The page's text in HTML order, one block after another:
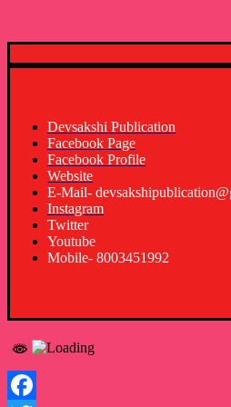
Devsakshi Publication
Facebook Page
Facebook Profile
Website
E-Mail-
Instagram
Twitter
Youtube
Mobile- 8003451992